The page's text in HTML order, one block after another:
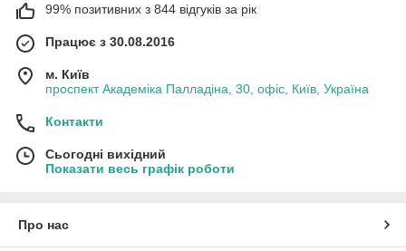
99% позитивних з 844 відгуків за рік
Працює з 30.08.2016
м. Київ
проспект Академіка Палладіна, 30, офіс, Київ, Україна
Контакти
Сьогодні вихідний
Показати весь графік роботи
Про нас